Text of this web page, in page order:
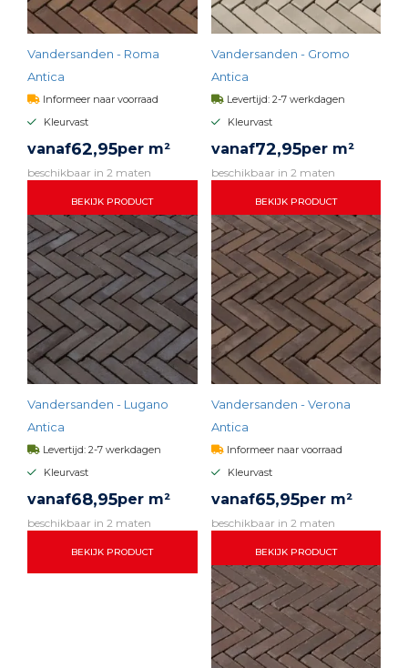
Vandersanden - Roma
Antica
Informeer naar voorraad
Kleurvast
vanaf62,95per m²
beschikbaar in 2 maten
BEKIJK PRODUCT
Vandersanden - Gromo
Antica
Levertijd: 2-7 werkdagen
Kleurvast
vanaf72,95per m²
beschikbaar in 2 maten
BEKIJK PRODUCT
Vandersanden - Lugano
Antica
Levertijd: 2-7 werkdagen
Kleurvast
vanaf68,95per m²
beschikbaar in 2 maten
BEKIJK PRODUCT
Vandersanden - Verona
Antica
Informeer naar voorraad
Kleurvast
vanaf65,95per m²
beschikbaar in 2 maten
BEKIJK PRODUCT